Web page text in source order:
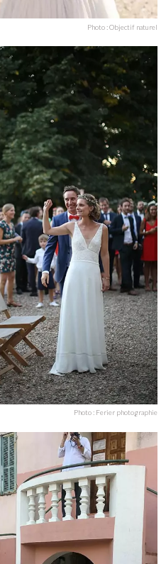
Photo : Objectif naturel
Photo : Ferier photographie